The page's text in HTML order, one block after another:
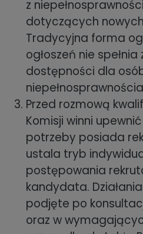
z
dotyczących
Tradycyjna forma
ogłoszeń nie
dostępności dla
Przed rozmową
Komisji winni
potrzeby posiada
ustala tryb
postępowania
kandydata.
podjęte po
oraz w